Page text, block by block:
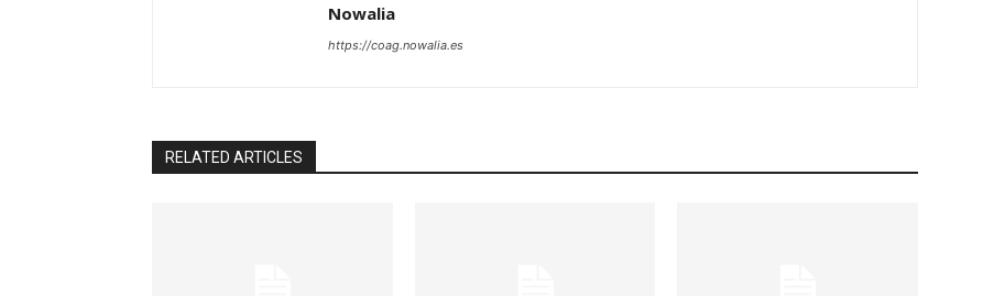
Nowalia
https://coag.nowalia.es
RELATED ARTICLES